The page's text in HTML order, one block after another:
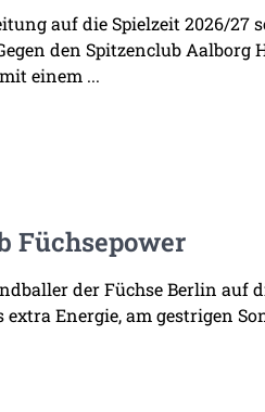
auf die Spielzeit 2026/
den Spitzenclub Aalborg
einem ...
Füchsepower
der Füchse Berlin auf
Energie, am gestrigen